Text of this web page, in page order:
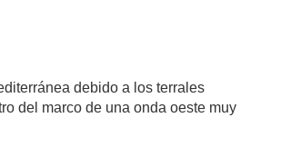
debido a los terrales
del marco de una onda oeste muy